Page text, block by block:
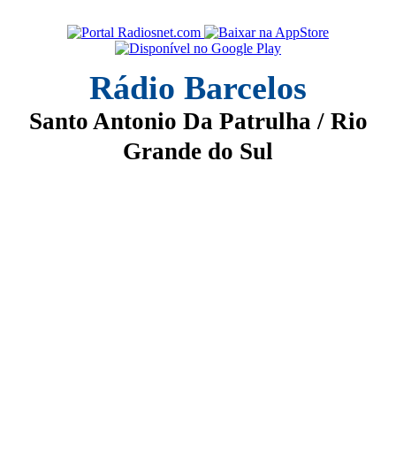
Rádio Barcelos
Santo Antonio Da Patrulha / Rio
Grande do Sul